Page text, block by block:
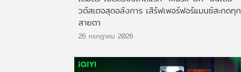
วต์สเตจสุดอลังการ เสิร์ฟเพอร์ฟอร์แมนซ์สะกดทุก
สายตา
26 กรกฎาคม 2026